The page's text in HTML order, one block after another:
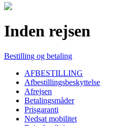
Inden rejsen
Bestilling og betaling
AFBESTILLING
Afbestillingsbeskyttelse
Afrejsen
Betalingsmåder
Prisgaranti
Nedsat mobilitet